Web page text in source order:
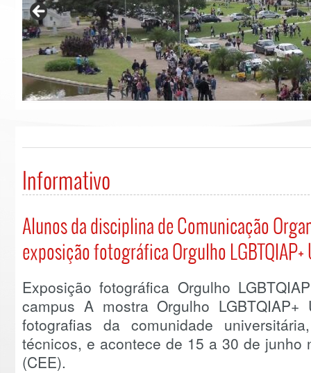
Informativo
Alunos da disciplina de Comunicação
exposição fotográfica Orgulho LGBTQIAP+
Exposição fotográfica Orgulho
campus A mostra Orgulho
fotografias da comunidade
técnicos, e acontece de 15 a 30 de junho
(CEE).